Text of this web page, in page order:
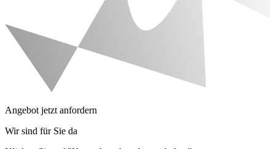
Angebot jetzt anfordern
Wir sind für Sie da